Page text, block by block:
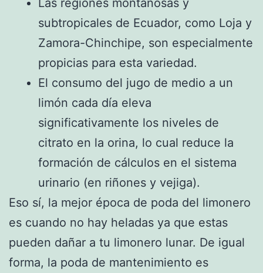
Las regiones montañosas y
subtropicales de Ecuador, como Loja y
Zamora-Chinchipe, son especialmente
propicias para esta variedad.
El consumo del jugo de medio a un
limón cada día eleva
significativamente los niveles de
citrato en la orina, lo cual reduce la
formación de cálculos en el sistema
urinario (en riñones y vejiga).
Eso sí, la mejor época de poda del limonero
es cuando no hay heladas ya que estas
pueden dañar a tu limonero lunar. De igual
forma, la poda de mantenimiento es